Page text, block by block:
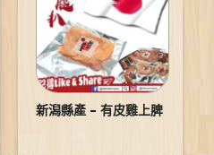
新潟縣產 – 有皮雞上脾